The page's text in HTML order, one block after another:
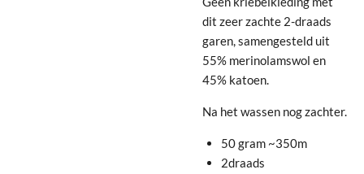
dit zeer zachte 2-draads
garen, samengesteld uit
55% merinolamswol en
45% katoen.
Na het wassen nog zachter.
50 gram ~350m
2draads